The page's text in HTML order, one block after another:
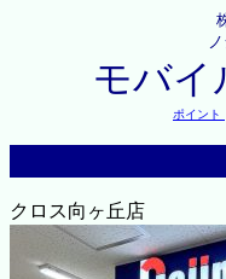
モバイ
ポイント
クロス向ヶ丘店